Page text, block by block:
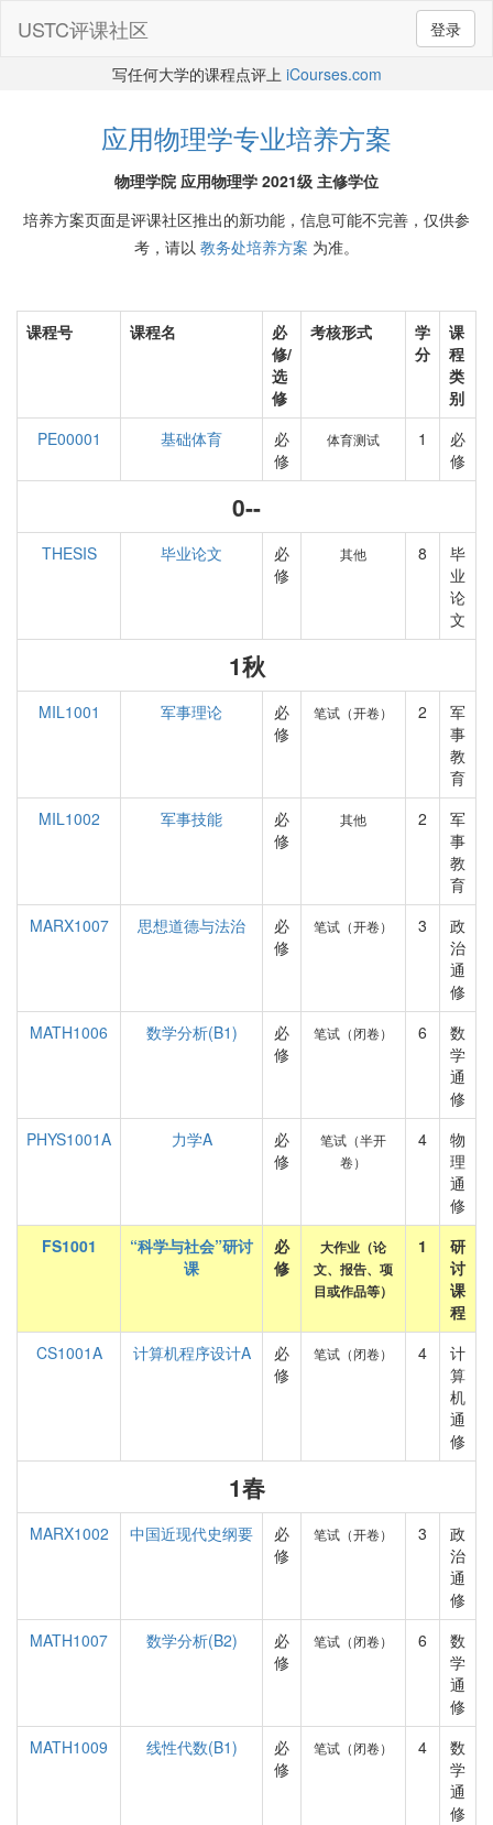
登录
USTC评课社区
写任何大学的课程点评上 iCourses.com
应用物理学专业培养方案
物理学院 应用物理学 2021级 主修学位
培养方案页面是评课社区推出的新功能，信息可能不完善，仅供参
考，请以 教务处培养方案 为准。
课程号 课程名
必
修/
选
修
考核形式
学
分
课
程
类
别
PE00001
基础体育
必
修
体育测试 1
必
修
0--
THESIS 毕业论文
必
修
其他 8
毕
业
论
文
1秋
MIL1001 军事理论
必
修
笔试（开卷） 2
军
事
教
育
MIL1002
军事技能
必
修
其他 2
军
事
教
育
MARX1007
思想道德与法治
必
修
笔试（开卷） 3
政
治
通
修
MATH1006
数学分析(B1)
必
修
笔试（闭卷） 6
数
学
通
修
PHYS1001A
力学A
必
修
笔试（半开
卷）
4
物
理
通
修
FS1001
“科学与社会”研讨
课
必
修
大作业（论
文、报告、项
目或作品等）
1
研
讨
课
程
CS1001A
计算机程序设计A
必
修
笔试（闭卷） 4
计
算
机
通
修
1春
MARX1002 中国近现代史纲要
必
修
笔试（开卷） 3
政
治
通
修
MATH1007
数学分析(B2)
必
修
笔试（闭卷） 6
数
学
通
修
MATH1009
线性代数(B1)
必
修
笔试（闭卷） 4
数
学
通
修